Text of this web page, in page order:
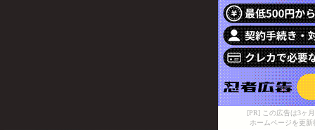
[PR] この広告は3ヶ
ホームページを更